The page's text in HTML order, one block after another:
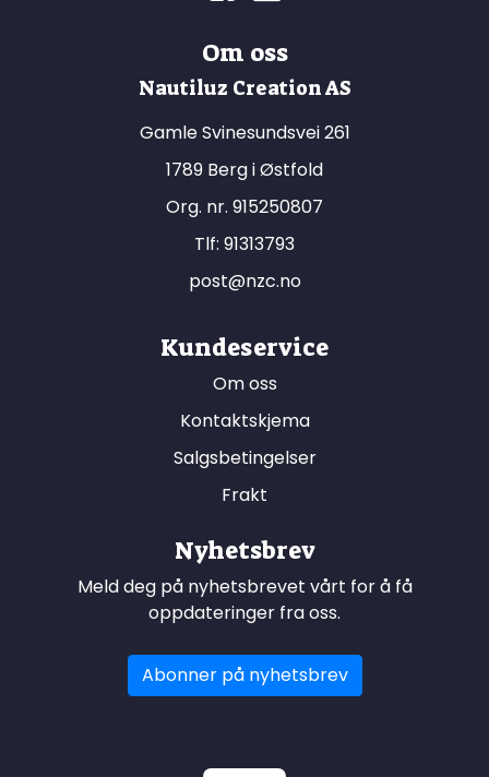
Om oss
Nautiluz Creation AS
Gamle Svinesundsvei 261
1789 Berg i Østfold
Org. nr. 915250807
Tlf: 91313793
post@nzc.no
Kundeservice
Om oss
Kontaktskjema
Salgsbetingelser
Frakt
Nyhetsbrev
Meld deg på nyhetsbrevet vårt for å få
oppdateringer fra oss.
Abonner på nyhetsbrev